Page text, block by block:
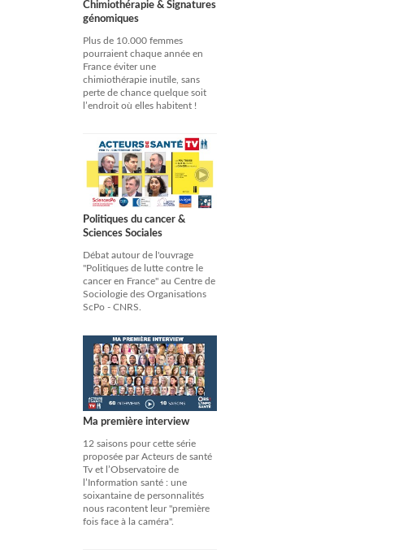
Chimiothérapie & Signatures
génomiques
Plus de 10.000 femmes
pourraient chaque année en
France éviter une
chimiothérapie inutile, sans
perte de chance quelque soit
l’endroit où elles habitent !
Politiques du cancer &
Sciences Sociales
Débat autour de l'ouvrage
"Politiques de lutte contre le
cancer en France" au Centre de
Sociologie des Organisations
ScPo - CNRS.
Ma première interview
12 saisons pour cette série
proposée par Acteurs de santé
Tv et l’Observatoire de
l’Information santé : une
soixantaine de personnalités
nous racontent leur "première
fois face à la caméra".